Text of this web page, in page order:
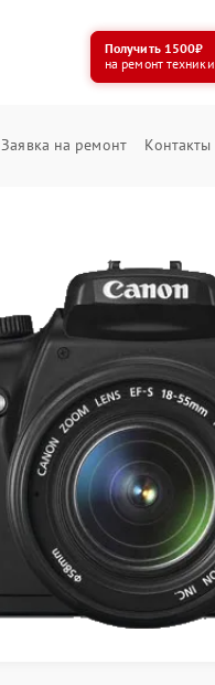
Получить 1500₽
на ремонт техники
Заявка на ремонт Контакты